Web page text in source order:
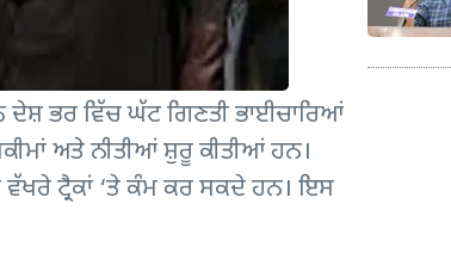
ਭਰ ਵਿੱਚ ਘੱਟ ਗਿਣਤੀ ਭਾਈਚਾਰਿਆਂ
ਅਤੇ ਨੀਤੀਆਂ ਸ਼ੁਰੂ ਕੀਤੀਆਂ ਹਨ।
ਟ੍ਰੈਕਾਂ ‘ਤੇ ਕੰਮ ਕਰ ਸਕਦੇ ਹਨ। ਇਸ